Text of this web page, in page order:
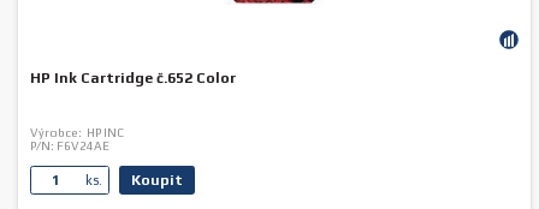
HP Ink Cartridge č.652 Color
Výrobce: HP INC
P/N: F6V24AE
ks. Koupit